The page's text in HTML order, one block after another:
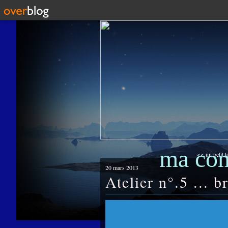
ma << un petit
20 mars 2013
Atelier n°.5 ...